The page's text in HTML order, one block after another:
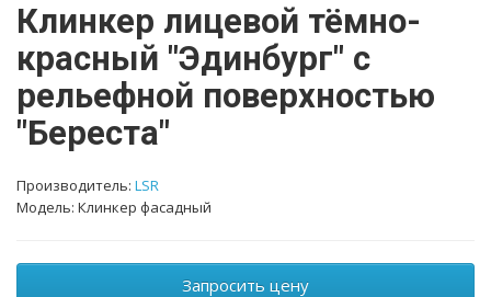
Клинкер лицевой тёмно-
красный "Эдинбург" с
рельефной поверхностью
"Береста"
Производитель: LSR
Модель: Клинкер фасадный
Запросить цену